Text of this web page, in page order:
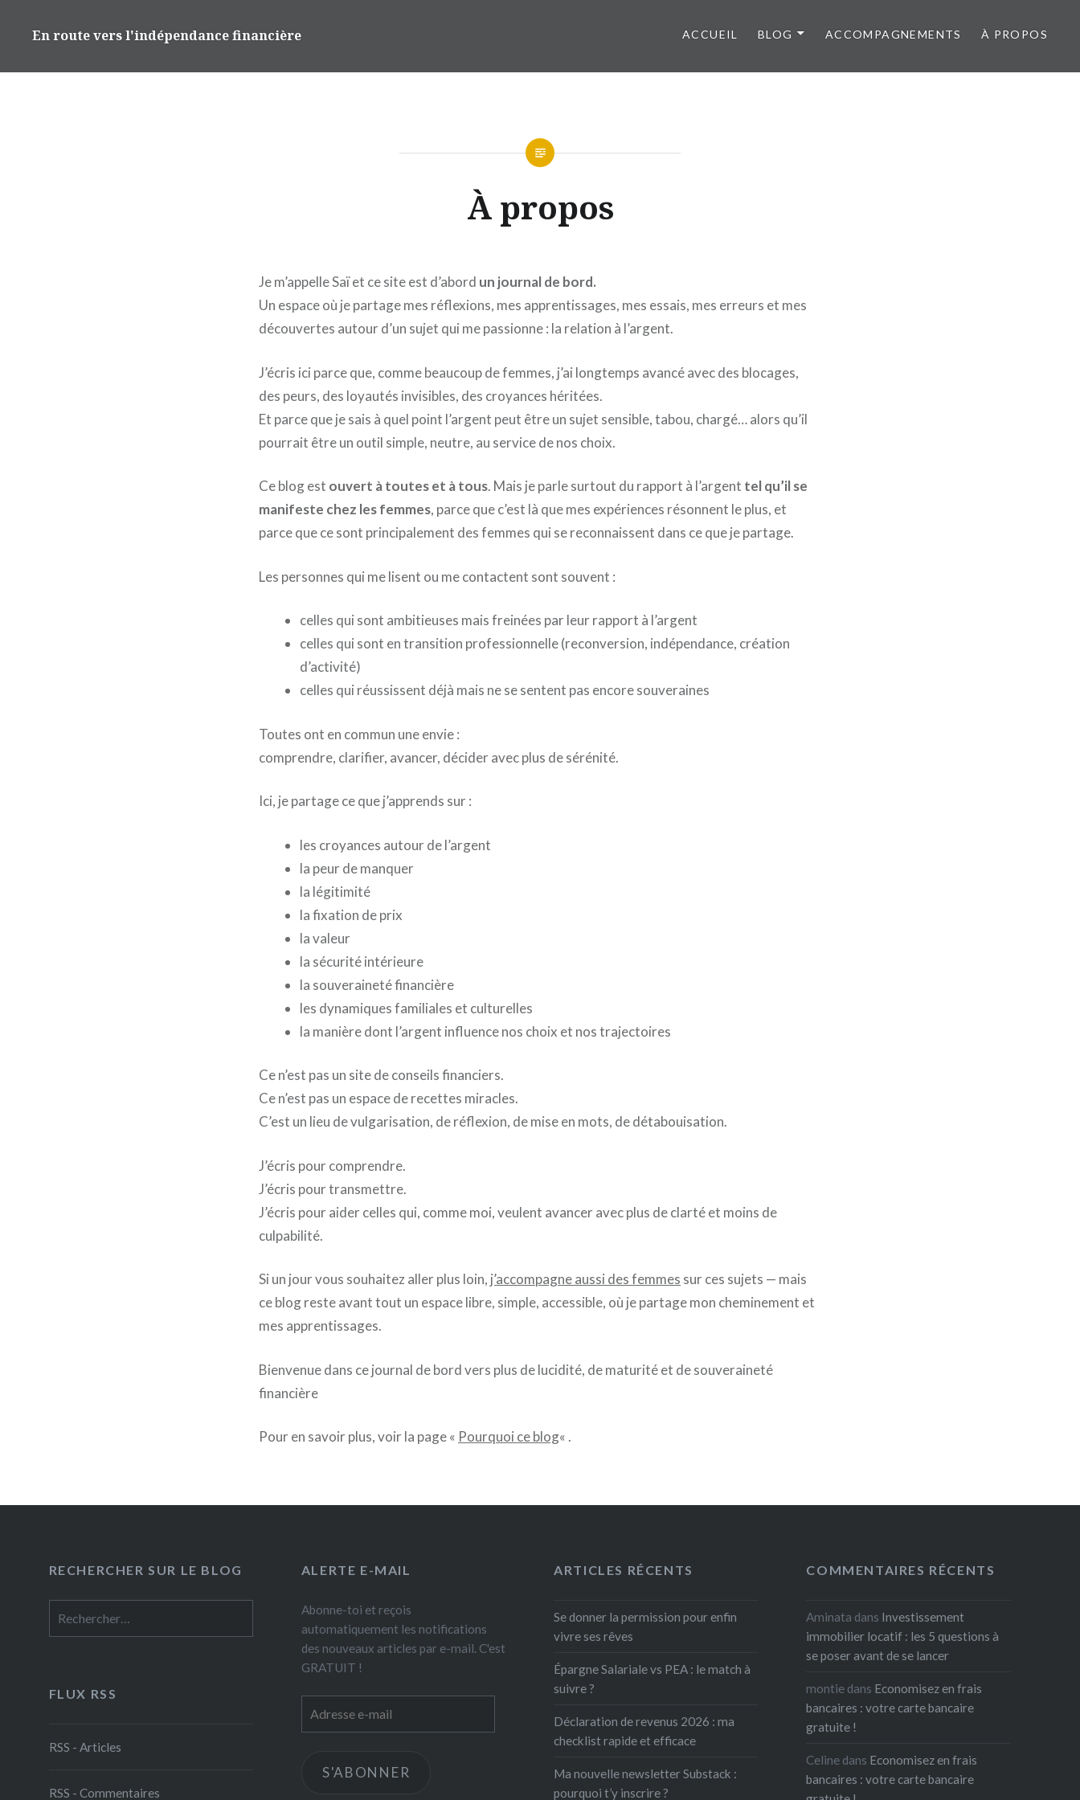
principal
En route vers l'indépendance financière ACCUEIL BLOG ACCOMPAGNEMENTS À PROPOS
À propos
Je m’appelle Saï et ce site est d’abord un journal de bord.
Un espace où je partage mes réflexions, mes apprentissages, mes essais, mes erreurs et mes
découvertes autour d’un sujet qui me passionne : la relation à l’argent.
J’écris ici parce que, comme beaucoup de femmes, j’ai longtemps avancé avec des blocages,
des peurs, des loyautés invisibles, des croyances héritées.
Et parce que je sais à quel point l’argent peut être un sujet sensible, tabou, chargé… alors qu’il
pourrait être un outil simple, neutre, au service de nos choix.
Ce blog est ouvert à toutes et à tous. Mais je parle surtout du rapport à l’argent tel qu’il se
manifeste chez les femmes, parce que c’est là que mes expériences résonnent le plus, et
parce que ce sont principalement des femmes qui se reconnaissent dans ce que je partage.
Les personnes qui me lisent ou me contactent sont souvent :
celles qui sont ambitieuses mais freinées par leur rapport à l’argent
celles qui sont en transition professionnelle (reconversion, indépendance, création
d’activité)
celles qui réussissent déjà mais ne se sentent pas encore souveraines
Toutes ont en commun une envie :
comprendre, clarifier, avancer, décider avec plus de sérénité.
Ici, je partage ce que j’apprends sur :
les croyances autour de l’argent
la peur de manquer
la légitimité
la fixation de prix
la valeur
la sécurité intérieure
la souveraineté financière
les dynamiques familiales et culturelles
la manière dont l’argent influence nos choix et nos trajectoires
Ce n’est pas un site de conseils financiers.
Ce n’est pas un espace de recettes miracles.
C’est un lieu de vulgarisation, de réflexion, de mise en mots, de détabouisation.
J’écris pour comprendre.
J’écris pour transmettre.
J’écris pour aider celles qui, comme moi, veulent avancer avec plus de clarté et moins de
culpabilité.
Si un jour vous souhaitez aller plus loin, j’accompagne aussi des femmes sur ces sujets — mais
ce blog reste avant tout un espace libre, simple, accessible, où je partage mon cheminement et
mes apprentissages.
Bienvenue dans ce journal de bord vers plus de lucidité, de maturité et de souveraineté
financière
Pour en savoir plus, voir la page « Pourquoi ce blog« .
RECHERCHER SUR LE BLOG ALERTE E-MAIL
Abonne-toi et reçois
automatiquement les notifications
des nouveaux articles par e-mail. C'est
GRATUIT !
e-
S'ABONNER
ARTICLES RÉCENTS
Se donner la permission pour enfin
vivre ses rêves
Épargne Salariale vs PEA : le match à
suivre ?
Déclaration de revenus 2026 : ma
checklist rapide et efficace
Ma nouvelle newsletter Substack :
pourquoi t’y inscrire ?
COMMENTAIRES RÉCENTS
Aminata dans Investissement
immobilier locatif : les 5 questions à
se poser avant de se lancer
montie dans Economisez en frais
bancaires : votre carte bancaire
gratuite !
Celine dans Economisez en frais
bancaires : votre carte bancaire
FLUX RSS
RSS - Articles
RSS - Commentaires